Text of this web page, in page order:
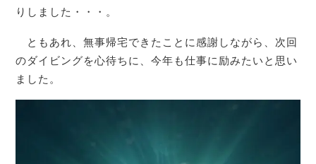
りしました・・・。
ともあれ、無事帰宅できたことに感謝しながら、次回
のダイビングを心待ちに、今年も仕事に励みたいと思い
ました。